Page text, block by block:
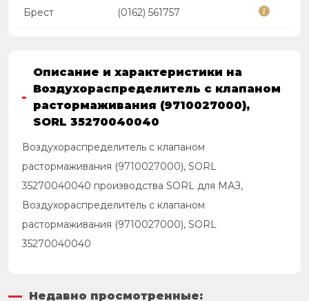
Брест (0162) 561757
Описание и характеристики на
Воздухораспределитель с клапаном
растормаживания (9710027000),
SORL 35270040040
Воздухораспределитель с клапаном
растормаживания (9710027000), SORL
35270040040 производства SORL для МАЗ,
Воздухораспределитель с клапаном
растормаживания (9710027000), SORL
35270040040
Недавно просмотренные: